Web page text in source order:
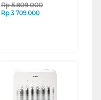
Rp5.809.000
Rp 3.709.000